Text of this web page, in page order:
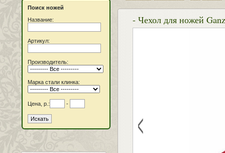
Поиск ножей
Название:
Артикул:
Производитель:
Марка стали клинка:
Цена, р.: -
- Чехол для ножей
<